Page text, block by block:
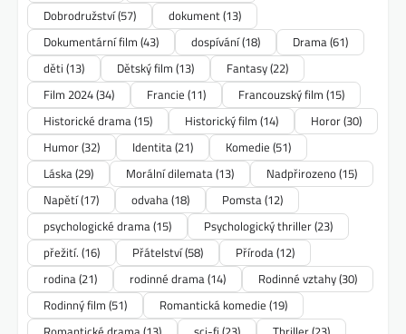
Dobrodružství(57) dokument(13)
Dokumentární film (43) dospívání(18) Drama(61)
děti (13) Dětský film (13) Fantasy(22)
Film 2024(34) Francie (11) Francouzský film (15)
Historické drama(15) Historický film (14) Horor(30)
Humor(32) Identita(21) Komedie (51)
Láska(29) Morální dilemata(13) Nadpřirozeno(15)
Napětí(17) odvaha(18) Pomsta(12)
psychologické drama(15) Psychologický thriller(23)
přežití. (16) Přátelství(58) Příroda(12)
rodina(21) rodinné drama(14) Rodinné vztahy(30)
Rodinný film (51) Romantická komedie (19)